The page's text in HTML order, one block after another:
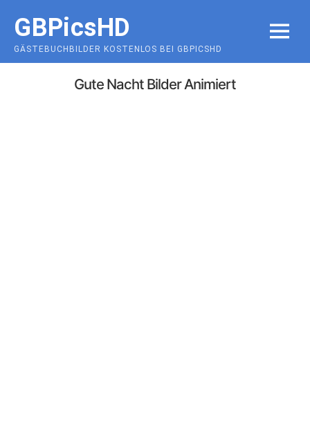
content
GBPicsHD
GÄSTEBUCHBILDER KOSTENLOS BEI GBPICSHD
MENU
Gute Nacht Bilder Animiert